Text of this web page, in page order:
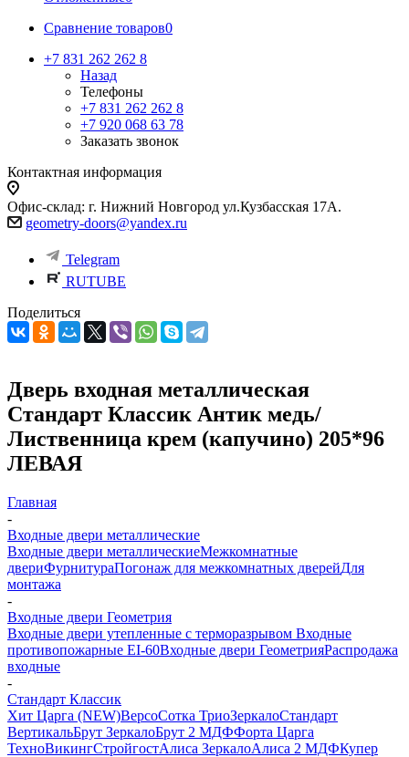
Сравнение товаров0
+7 831 262 262 8
Назад
Телефоны
+7 831 262 262 8
+7 920 068 63 78
Заказать звонок
Контактная информация
Офис-склад: г. Нижний Новгород ул.Кузбасская 17А.
geometry-doors@yandex.ru
Telegram
RUTUBE
Поделиться
Дверь входная металлическая
Стандарт Классик Антик медь/
Лиственница крем (капучино) 205*96
ЛЕВАЯ
Главная
-
Входные двери металлические
Входные двери металлическиеМежкомнатные
двериФурнитураПогонаж для межкомнатных дверейДля
монтажа
-
Входные двери Геометрия
Входные двери утепленные с терморазрывом Входные
противопожарные EI-60Входные двери ГеометрияРаспродажа
входные
-
Стандарт Классик
Хит Царга (NEW)ВерсоСотка ТриоЗеркалоСтандарт
ВертикальБрут ЗеркалоБрут 2 МДФФорта Царга
ТехноВикингСтройгостАлиса ЗеркалоАлиса 2 МДФКупер